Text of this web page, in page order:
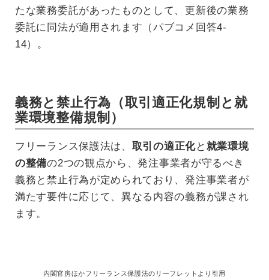
たな業務委託があったものとして、更新後の業務
委託に同法が適用されます（パブコメ回答4-
14）。
義務と禁止行為（取引適正化規制と就
業環境整備規制）
フリーランス保護法は、 取引の適正化と 就業環境
の整備の2つの観点から、発注事業者が守るべき
義務と禁止行為が定められており、発注事業者が
満たす要件に応じて、異なる内容の義務が課され
ます。
内閣官房ほかフリーランス保護法のリーフレットより引用